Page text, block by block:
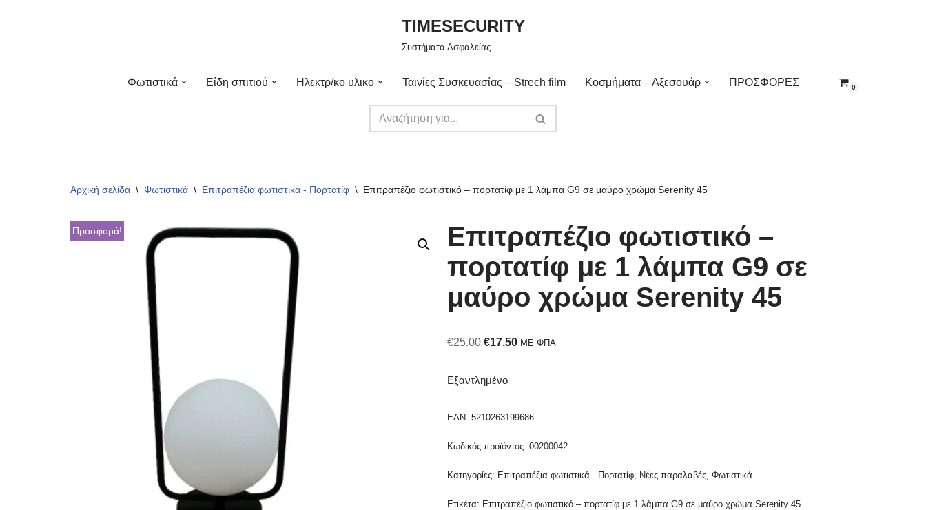
TIMESECURITY
Συστήματα Ασφαλείας
Φωτιστικά Είδη σπιτιού Ηλεκτρ/κο υλικο Ταινίες Συσκευασίας – Strech film Κοσμήματα – Αξεσουάρ ΠΡΟΣΦΟΡΕΣ 0
Αρχική σελίδα \ Φωτιστικά \ Επιτραπέζια φωτιστικά - Πορτατίφ \ Επιτραπέζιο φωτιστικό – πορτατίφ με 1 λάμπα G9 σε μαύρο χρώμα Serenity 45
Προσφορά!
Επιτραπέζιο φωτιστικό –
πορτατίφ με 1 λάμπα G9 σε
μαύρο χρώμα Serenity 45
€25.00 €17.50 ΜΕ ΦΠΑ
Εξαντλημένο
EAN:5210263199686
Κωδικός προϊόντος:00200042
Κατηγορίες: Επιτραπέζια φωτιστικά - Πορτατίφ, Νέες παραλαβές,Φωτιστικά
Ετικέτα: Επιτραπέζιο φωτιστικό – πορτατίφ με 1 λάμπα G9 σε μαύρο χρώμα Serenity 45